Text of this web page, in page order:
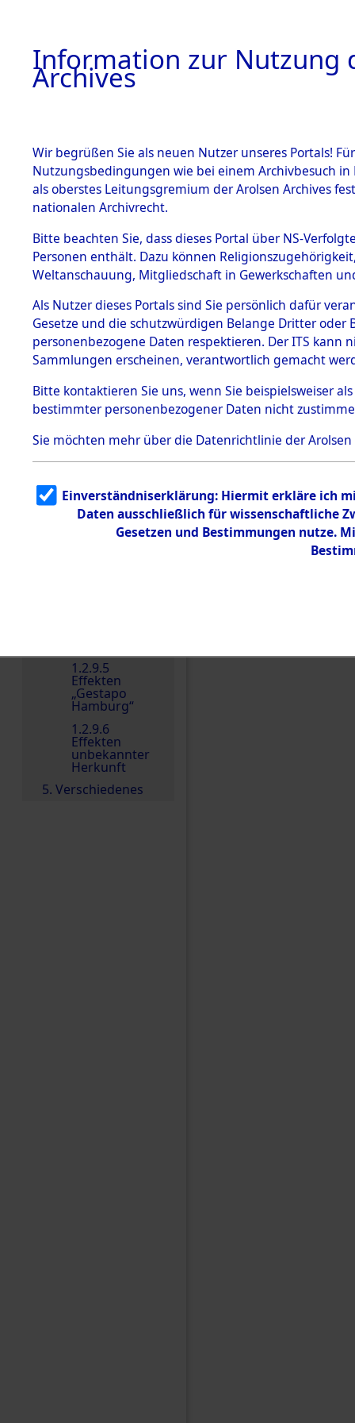
BESTÄNDE
1.
Inhaftierungsdoku
mente
1.2.9 Beim ITS
Effekten
1.2.9.1
Effekten aus
dem KZ
Dachau
1.2.9.2
Effekten aus
dem KZ
Bayerisches
1.2.9.3
Effekten aus
dem KZ
Neuengamm
1.2.9.5
Effekten
„Gestapo
Hamburg“
1.2.9.6
Effekten
unbekannter
Herkunft
5. Verschiedenes
0003
Einen Kommentar
Information zur Nutzung
Archives
Wir begrüßen Sie als neuen Nutzer unseres Portals!
Nutzungsbedingungen wie bei einem Archivbesuch
als oberstes Leitungsgremium der Arolsen Archives
nationalen Archivrecht.
Bitte beachten Sie, dass dieses Portal über NS-
Personen enthält. Dazu können
Weltanschauung, Mitgliedschaft in Gewerkschaften
Als Nutzer dieses Portals sind Sie persönlich dafür
Gesetze und die schutzwürdigen Belange Dritter
personenbezogene Daten respektieren. Der ITS
Sammlungen erscheinen, verantwortlich gemacht
Bitte kontaktieren Sie uns, wenn Sie beispielsweiser
bestimmter personenbezogener Daten nicht
Sie möchten mehr über die Datenrichtlinie der Arolsen
Einverständniserklärung: Hiermit erkläre ich
Daten ausschließlich für wissenschaftliche
Gesetzen und Bestimmungen nutze.